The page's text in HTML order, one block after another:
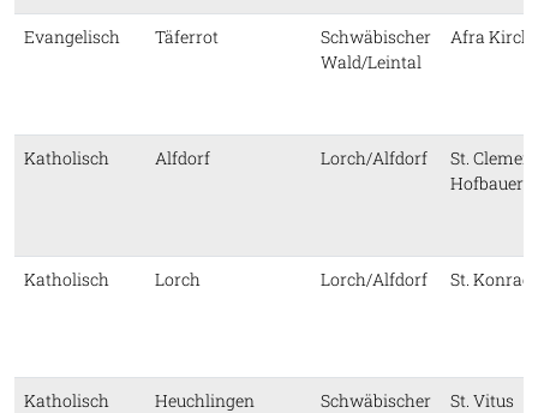
Evangelisch Täferrot
Schwäbischer
Wald/Leintal
Afra
Katholisch Alfdorf Lorch/Alfdorf
St.
Hofbauer
Katholisch Lorch Lorch/Alfdorf St. Konrad
Katholisch Heuchlingen
Schwäbischer
St. Vitus